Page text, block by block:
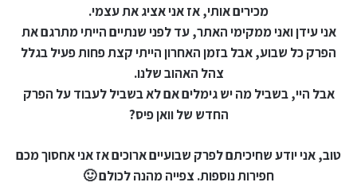
מכירים אותי, אז אני אציג את עצמי.
אני עידן ואני ממקימי האתר, עד לפני שנתיים הייתי מתרגם את
הפרק כל שבוע, אבל בזמן האחרון הייתי קצת פחות פעיל בגלל
צהל האהוב שלנו.
אבל היי, בשביל מה יש גימלים אם לא בשביל לעבוד על הפרק
החדש של וואן פיס?
טוב, אני יודע שחיכיתם לפרק שבועיים ארוכים אז אני אחסוך מכם
חפירות נוספות. צפייה מהנה לכולם 🙂